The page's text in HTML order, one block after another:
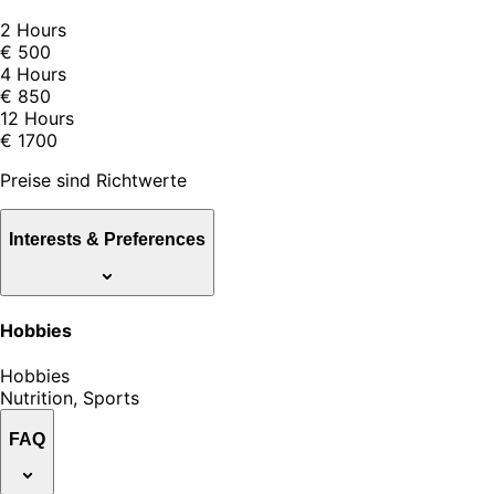
2 Hours
€ 500
4 Hours
€ 850
12 Hours
€ 1700
Preise sind Richtwerte
Interests & Preferences
Hobbies
Hobbies
Nutrition, Sports
FAQ